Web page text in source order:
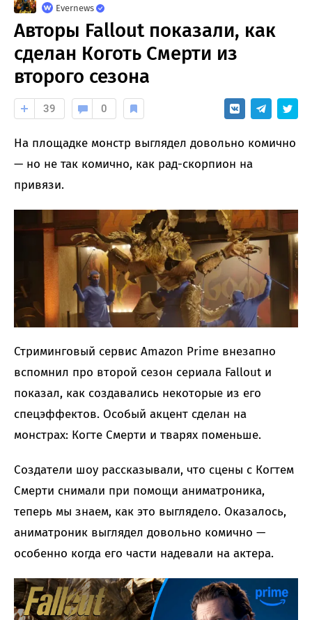
Evernews
Авторы Fallout показали, как
сделан Коготь Смерти из
второго сезона
39 0
На площадке монстр выглядел довольно комично
— но не так комично, как рад-скорпион на
привязи.
Стриминговый сервис Amazon Prime внезапно
вспомнил про второй сезон сериала Fallout и
показал, как создавались некоторые из его
спецэффектов. Особый акцент сделан на
монстрах: Когте Смерти и тварях поменьше.
Создатели шоу рассказывали, что сцены с Когтем
Смерти снимали при помощи аниматроника,
теперь мы знаем, как это выглядело. Оказалось,
аниматроник выглядел довольно комично —
особенно когда его части надевали на актера.